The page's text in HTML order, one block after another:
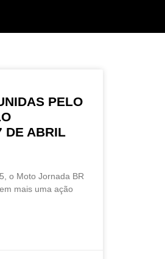
PELO
DE ABRIL
o Moto Jornada BR
mais uma ação